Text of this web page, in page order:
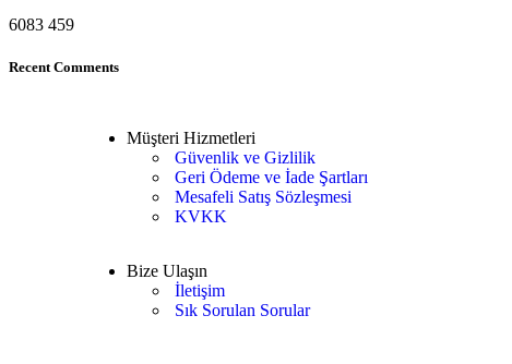
6083 459
Recent Comments
Müşteri Hizmetleri
Güvenlik ve Gizlilik
Geri Ödeme ve İade Şartları
Mesafeli Satış Sözleşmesi
KVKK
Bize Ulaşın
İletişim
Sık Sorulan Sorular